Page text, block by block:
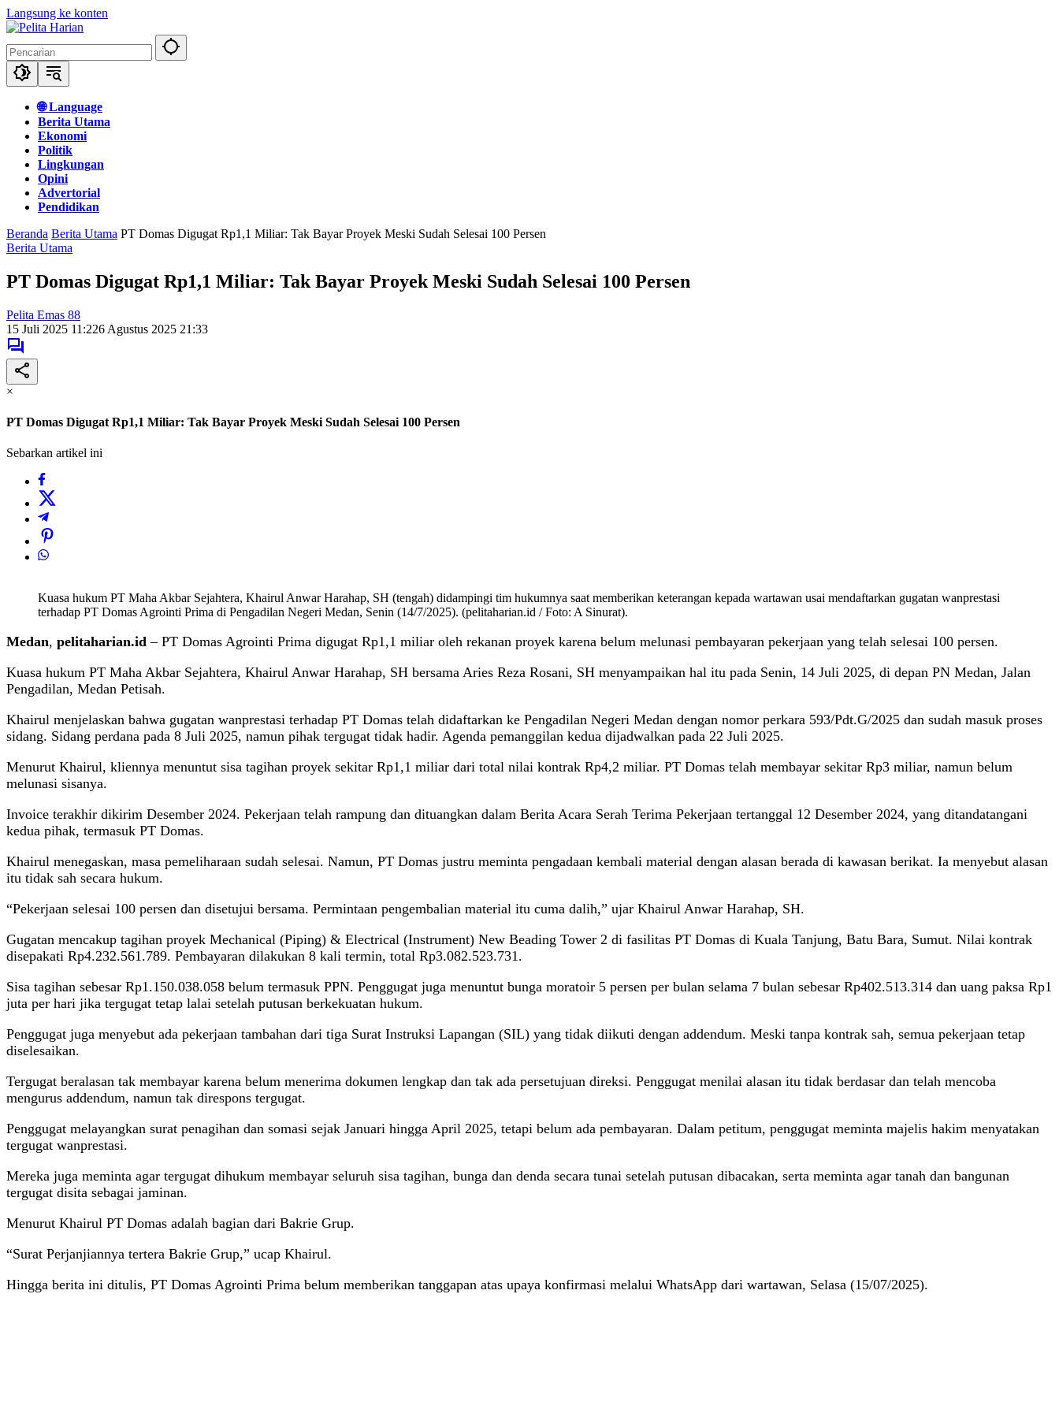
Langsung ke konten
🌐 Language
Berita Utama
Ekonomi
Politik
Lingkungan
Opini
Advertorial
Pendidikan
Beranda Berita Utama PT Domas Digugat Rp1,1 Miliar: Tak Bayar Proyek Meski Sudah Selesai 100 Persen
Berita Utama
PT Domas Digugat Rp1,1 Miliar: Tak Bayar Proyek Meski Sudah Selesai 100 Persen
Pelita Emas 88
15 Juli 2025 11:226 Agustus 2025 21:33
×
PT Domas Digugat Rp1,1 Miliar: Tak Bayar Proyek Meski Sudah Selesai 100 Persen
Sebarkan artikel ini
Kuasa hukum PT Maha Akbar Sejahtera, Khairul Anwar Harahap, SH (tengah) didampingi tim hukumnya saat memberikan keterangan kepada wartawan usai mendaftarkan gugatan wanprestasi
terhadap PT Domas Agrointi Prima di Pengadilan Negeri Medan, Senin (14/7/2025). (pelitaharian.id / Foto: A Sinurat).
Medan, pelitaharian.id – PT Domas Agrointi Prima digugat Rp1,1 miliar oleh rekanan proyek karena belum melunasi pembayaran pekerjaan yang telah selesai 100 persen.
Kuasa hukum PT Maha Akbar Sejahtera, Khairul Anwar Harahap, SH bersama Aries Reza Rosani, SH menyampaikan hal itu pada Senin, 14 Juli 2025, di depan PN Medan, Jalan
Pengadilan, Medan Petisah.
Khairul menjelaskan bahwa gugatan wanprestasi terhadap PT Domas telah didaftarkan ke Pengadilan Negeri Medan dengan nomor perkara 593/Pdt.G/2025 dan sudah masuk proses
sidang. Sidang perdana pada 8 Juli 2025, namun pihak tergugat tidak hadir. Agenda pemanggilan kedua dijadwalkan pada 22 Juli 2025.
Menurut Khairul, kliennya menuntut sisa tagihan proyek sekitar Rp1,1 miliar dari total nilai kontrak Rp4,2 miliar. PT Domas telah membayar sekitar Rp3 miliar, namun belum
melunasi sisanya.
Invoice terakhir dikirim Desember 2024. Pekerjaan telah rampung dan dituangkan dalam Berita Acara Serah Terima Pekerjaan tertanggal 12 Desember 2024, yang ditandatangani
kedua pihak, termasuk PT Domas.
Khairul menegaskan, masa pemeliharaan sudah selesai. Namun, PT Domas justru meminta pengadaan kembali material dengan alasan berada di kawasan berikat. Ia menyebut alasan
itu tidak sah secara hukum.
“Pekerjaan selesai 100 persen dan disetujui bersama. Permintaan pengembalian material itu cuma dalih,” ujar Khairul Anwar Harahap, SH.
Gugatan mencakup tagihan proyek Mechanical (Piping) & Electrical (Instrument) New Beading Tower 2 di fasilitas PT Domas di Kuala Tanjung, Batu Bara, Sumut. Nilai kontrak
disepakati Rp4.232.561.789. Pembayaran dilakukan 8 kali termin, total Rp3.082.523.731.
Sisa tagihan sebesar Rp1.150.038.058 belum termasuk PPN. Penggugat juga menuntut bunga moratoir 5 persen per bulan selama 7 bulan sebesar Rp402.513.314 dan uang paksa Rp1
juta per hari jika tergugat tetap lalai setelah putusan berkekuatan hukum.
Penggugat juga menyebut ada pekerjaan tambahan dari tiga Surat Instruksi Lapangan (SIL) yang tidak diikuti dengan addendum. Meski tanpa kontrak sah, semua pekerjaan tetap
diselesaikan.
Tergugat beralasan tak membayar karena belum menerima dokumen lengkap dan tak ada persetujuan direksi. Penggugat menilai alasan itu tidak berdasar dan telah mencoba
mengurus addendum, namun tak direspons tergugat.
Penggugat melayangkan surat penagihan dan somasi sejak Januari hingga April 2025, tetapi belum ada pembayaran. Dalam petitum, penggugat meminta majelis hakim menyatakan
tergugat wanprestasi.
Mereka juga meminta agar tergugat dihukum membayar seluruh sisa tagihan, bunga dan denda secara tunai setelah putusan dibacakan, serta meminta agar tanah dan bangunan
tergugat disita sebagai jaminan.
Menurut Khairul PT Domas adalah bagian dari Bakrie Grup.
“Surat Perjanjiannya tertera Bakrie Grup,” ucap Khairul.
Hingga berita ini ditulis, PT Domas Agrointi Prima belum memberikan tanggapan atas upaya konfirmasi melalui WhatsApp dari wartawan, Selasa (15/07/2025).